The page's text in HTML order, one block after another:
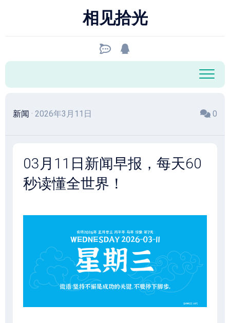
相见拾光
新闻 · 2026年3月11日 0
03月11日新闻早报，每天60
秒读懂全世界！